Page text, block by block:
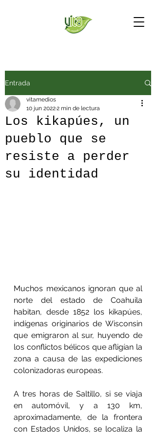
Entrada
Los kikapúes, un
pueblo que se
resiste a perder
su identidad
vitamedios
10 jun 20222 min de lectura
Muchos mexicanos ignoran que al
norte del estado de Coahuila
habitan, desde 1852 los kikapúes,
indígenas originarios de Wisconsin
que emigraron al sur, huyendo de
los conflictos bélicos que afligían la
zona a causa de las expediciones
colonizadoras europeas.
A tres horas de Saltillo, si se viaja
en automóvil, y a 130 km,
aproximadamente, de la frontera
con Estados Unidos, se localiza la